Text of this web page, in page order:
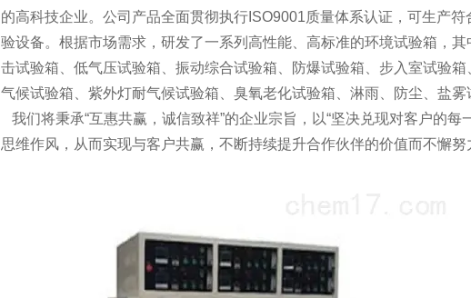
的高科技企业。公司产品全面贯彻执行ISO9001质量体系认证，可生产
验设备。根据市场需求，研发了一系列高性能、高标准的环境试验箱，
击试验箱、低气压试验箱、振动综合试验箱、防爆试验箱、步入室试验
气候试验箱、紫外灯耐气候试验箱、臭氧老化试验箱、淋雨、防尘、盐
我们将秉承“互惠共赢，诚信致祥”的企业宗旨，以“坚决兑现对客户的
思维作风，从而实现与客户共赢，不断持续提升合作伙伴的价值而不懈努